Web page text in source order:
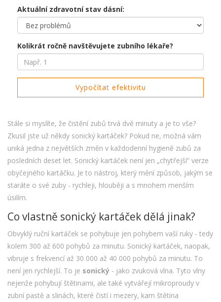
Aktuální zdravotní stav dásní:
Kolikrát ročně navštěvujete zubního lékaře?
Vypočítat efektivitu
Stále si myslíte, že čistění zubů trvá dvě minuty a je to vše?
Zkusil jste už někdy sonický kartáček? Pokud ne, možná vám
uniká jedna z největších změn v každodenní hygieně zubů za
posledních deset let. Sonický kartáček není jen „chytřejší“ verze
obyčejného kartáčku. Je to nástroj, který mění způsob, jakým se
staráte o své zuby - rychleji, hlouběji a s mnohem menším
úsilím.
Co vlastně sonický kartáček dělá jinak?
Obvyklý ruční kartáček se pohybuje jen pohybem vaší ruky - tedy
kolem 300 až 600 pohybů za minutu. Sonický kartáček, naopak,
vibruje s frekvencí až 30 000 až 40 000 pohybů za minutu. To
není jen rychlejší. To je sonický - jako zvuková vlna. Tyto vlny
nejenže pohybují štětinami, ale také vytvářejí mikroproudy v
zubní pastě a slinách, které čistí i mezery, kam štětina